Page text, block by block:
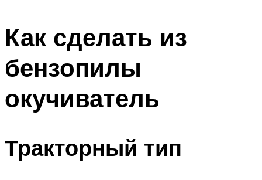
Как сделать из
бензопилы
окучиватель
Тракторный тип